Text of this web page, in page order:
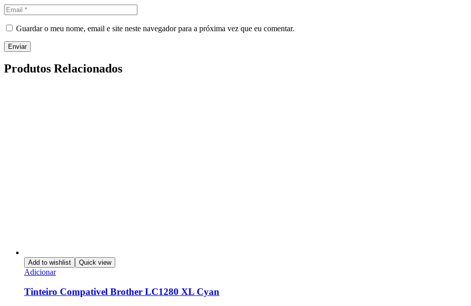
Guardar o meu nome, email e site neste navegador para a próxima vez que eu comentar.
Produtos Relacionados
Add to wishlist Quick view
Adicionar
Tinteiro Compativel Brother LC1280 XL Cyan